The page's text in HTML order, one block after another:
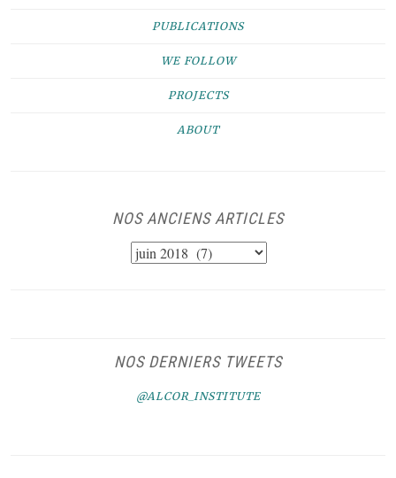
PUBLICATIONS
WE FOLLOW
PROJECTS
ABOUT
NOS ANCIENS ARTICLES
NOS
NOS DERNIERS TWEETS
@ALCOR_INSTITUTE